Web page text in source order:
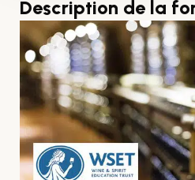
Description de la